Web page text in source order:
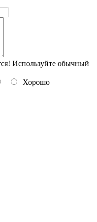
иглы 30G,
Используйте обычный
Хорошо